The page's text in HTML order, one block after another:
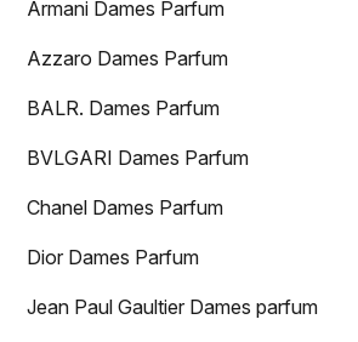
Armani Dames Parfum
Azzaro Dames Parfum
BALR. Dames Parfum
BVLGARI Dames Parfum
Chanel Dames Parfum
Dior Dames Parfum
Jean Paul Gaultier Dames parfum